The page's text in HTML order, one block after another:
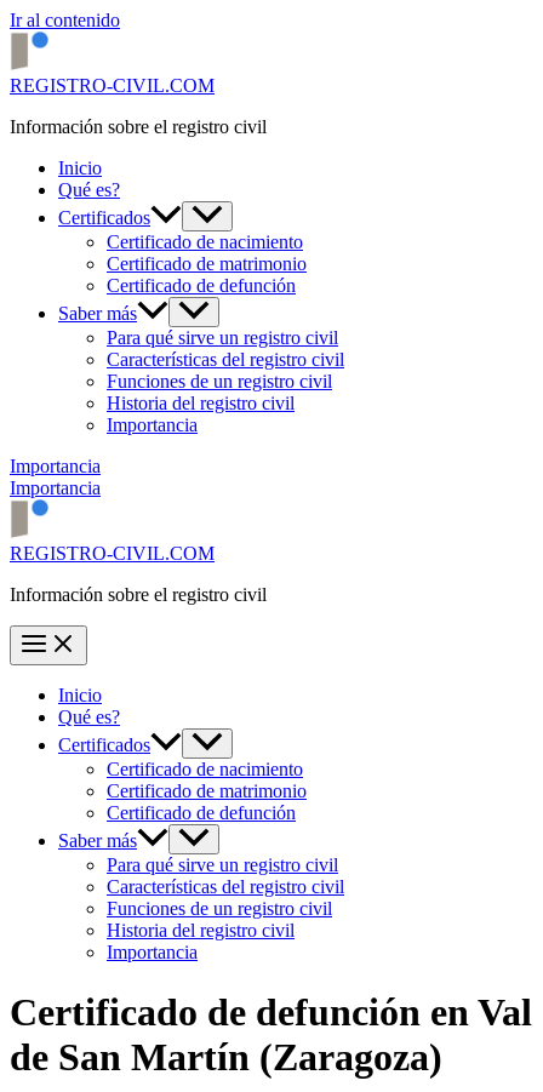
Ir al contenido
REGISTRO-CIVIL.COM
Información sobre el registro civil
Inicio
Qué es?
Certificados
Certificado de nacimiento
Certificado de matrimonio
Certificado de defunción
Saber más
Para qué sirve un registro civil
Características del registro civil
Funciones de un registro civil
Historia del registro civil
Importancia
Importancia
Importancia
REGISTRO-CIVIL.COM
Información sobre el registro civil
Inicio
Qué es?
Certificados
Certificado de nacimiento
Certificado de matrimonio
Certificado de defunción
Saber más
Para qué sirve un registro civil
Características del registro civil
Funciones de un registro civil
Historia del registro civil
Importancia
Certificado de defunción en Val
de San Martín (Zaragoza)